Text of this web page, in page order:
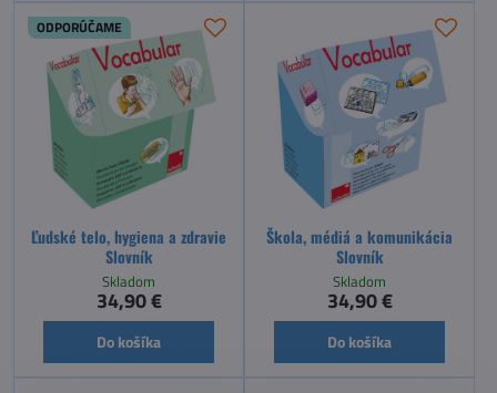
ODPORÚČAME
Ľudské telo, hygiena a zdravie
Slovník
Skladom
34,90 €
Do košíka
Škola, médiá a komunikácia
Slovník
Skladom
34,90 €
Do košíka